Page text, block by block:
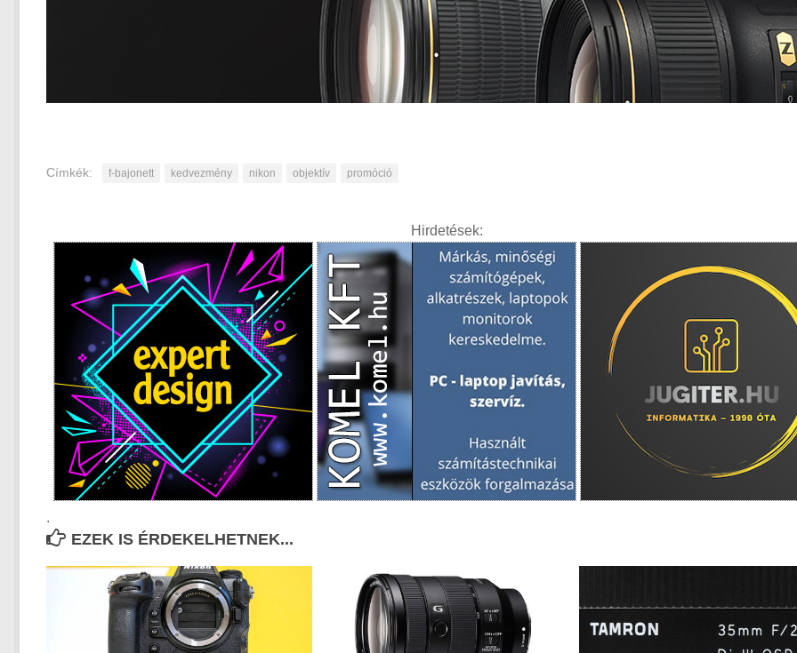
Címkék: f-bajonett kedvezmény nikon objektív promóció
Hirdetések:
.
EZEK IS ÉRDEKELHETNEK...